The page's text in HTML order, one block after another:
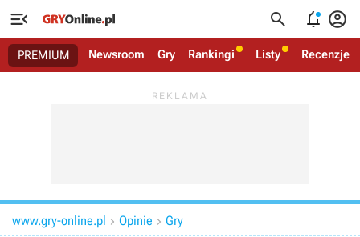
   
PREMIUM Newsroom Gry Rankingi Listy Recenzje
www.gry-online.pl  Opinie  Gry